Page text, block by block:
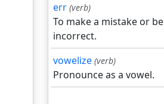
err (verb)
To make a mistake or be
incorrect.
vowelize (verb)
Pronounce as a vowel.